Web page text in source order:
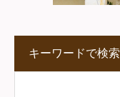
キーワードで検索